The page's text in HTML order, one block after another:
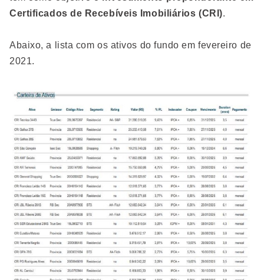
Certificados de Recebíveis Imobiliários (CRI).
Abaixo, a lista com os ativos do fundo em fevereiro de
2021.